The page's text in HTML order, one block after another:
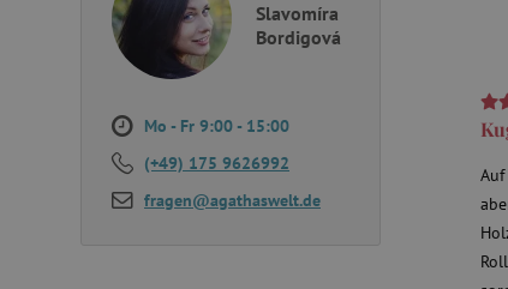
Slavomíra
Bordigová
Mo - Fr 9:00 - 15:00
(+49) 175 9626992
fragen@agathaswelt.de